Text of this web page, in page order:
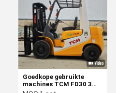
Videos Over Ons
Goedkope gebruikte
machines TCM FD30 3
ton TCM vorklift Japan